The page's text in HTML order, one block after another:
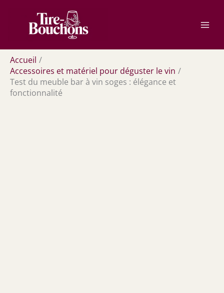
contenu
Accueil
Accessoires et matériel pour déguster le vin
Test du meuble bar à vin soges : élégance et
fonctionnalité